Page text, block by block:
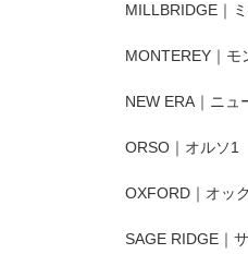
MILLBRIDGE｜
MONTEREY｜モ
NEW ERA｜ニュ
ORSO｜オルソ1
OXFORD｜オッ
SAGE RIDGE｜